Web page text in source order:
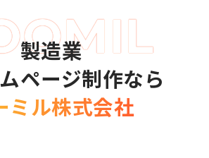
製造業
ページ制作なら
ミル株式会社